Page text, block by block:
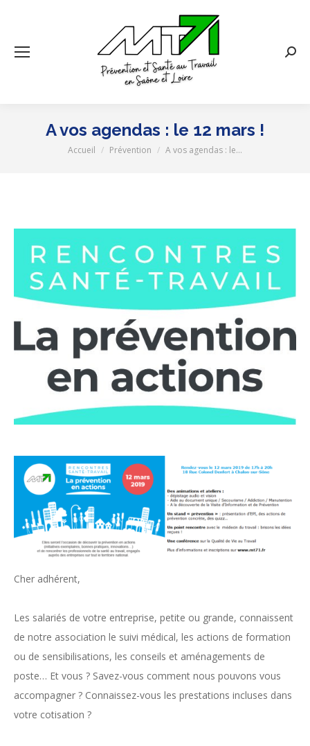
A vos agendas : le 12 mars !
Vous êtes ici :
Accueil Prévention A vos agendas : le…
Cher adhérent,
Les salariés de votre entreprise, petite ou grande, connaissent
de notre association le suivi médical, les actions de formation
ou de sensibilisations, les conseils et aménagements de
poste… Et vous ? Savez-vous comment nous pouvons vous
accompagner ? Connaissez-vous les prestations incluses dans
votre cotisation ?